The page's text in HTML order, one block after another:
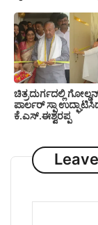
ಚಿತ್ರದುರ್ಗದಲ್ಲಿ
ಪಾರ್ಲರ್ ಸ್ಪಾ
ಕೆ.ಎಸ್.ಈಶ್ವರಪ್ಪ